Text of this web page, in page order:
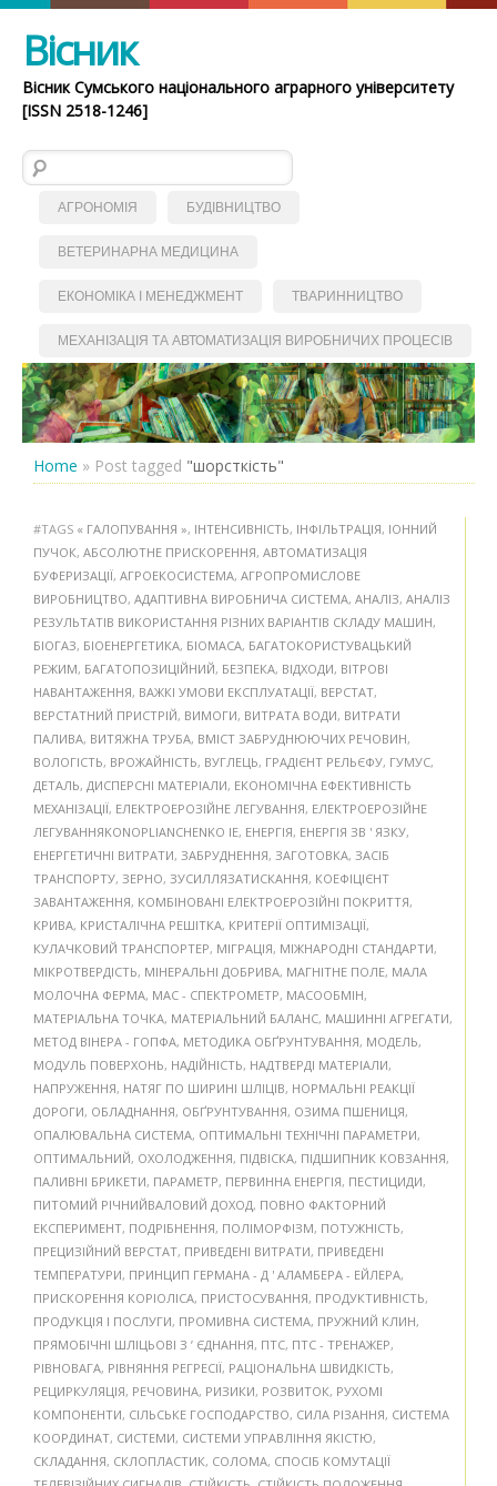
Вісник
Вісник Сумського національного аграрного університету
[ISSN 2518-1246]
Пошук:
АГРОНОМІЯ БУДІВНИЦТВО
ВЕТЕРИНАРНА МЕДИЦИНА
ЕКОНОМІКА І МЕНЕДЖМЕНТ ТВАРИННИЦТВО
МЕХАНІЗАЦІЯ ТА АВТОМАТИЗАЦІЯ ВИРОБНИЧИХ ПРОЦЕСІВ
Home » Post tagged "шорсткість"
#TAGS « ГАЛОПУВАННЯ », ІНТЕНСИВНІСТЬ, ІНФІЛЬТРАЦІЯ, ІОННИЙ
ПУЧОК, АБСОЛЮТНЕ ПРИСКОРЕННЯ, АВТОМАТИЗАЦІЯ
БУФЕРИЗАЦІЇ, АГРОЕКОСИСТЕМА, АГРОПРОМИСЛОВЕ
ВИРОБНИЦТВО, АДАПТИВНА ВИРОБНИЧА СИСТЕМА, АНАЛІЗ, АНАЛІЗ
РЕЗУЛЬТАТІВ ВИКОРИСТАННЯ РІЗНИХ ВАРІАНТІВ СКЛАДУ МАШИН,
БІОГАЗ, БІОЕНЕРГЕТИКА, БІОМАСА, БАГАТОКОРИСТУВАЦЬКИЙ
РЕЖИМ, БАГАТОПОЗИЦІЙНИЙ, БЕЗПЕКА, ВІДХОДИ, ВІТРОВІ
НАВАНТАЖЕННЯ, ВАЖКІ УМОВИ ЕКСПЛУАТАЦІЇ, ВЕРСТАТ,
ВЕРСТАТНИЙ ПРИСТРІЙ, ВИМОГИ, ВИТРАТА ВОДИ, ВИТРАТИ
ПАЛИВА, ВИТЯЖНА ТРУБА, ВМІСТ ЗАБРУДНЮЮЧИХ РЕЧОВИН,
ВОЛОГІСТЬ, ВРОЖАЙНІСТЬ, ВУГЛЕЦЬ, ГРАДІЄНТ РЕЛЬЄФУ, ГУМУС,
ДЕТАЛЬ, ДИСПЕРСНІ МАТЕРІАЛИ, ЕКОНОМІЧНА ЕФЕКТИВНІСТЬ
МЕХАНІЗАЦІЇ, ЕЛЕКТРОЕРОЗІЙНЕ ЛЕГУВАННЯ, ЕЛЕКТРОЕРОЗІЙНЕ
ЛЕГУВАННЯKONOPLIANCHENKO IE, ЕНЕРГІЯ, ЕНЕРГІЯ ЗВ ' ЯЗКУ,
ЕНЕРГЕТИЧНІ ВИТРАТИ, ЗАБРУДНЕННЯ, ЗАГОТОВКА, ЗАСІБ
ТРАНСПОРТУ, ЗЕРНО, ЗУСИЛЛЯЗАТИСКАННЯ, КОЕФІЦІЄНТ
ЗАВАНТАЖЕННЯ, КОМБІНОВАНІ ЕЛЕКТРОЕРОЗІЙНІ ПОКРИТТЯ,
КРИВА, КРИСТАЛІЧНА РЕШІТКА, КРИТЕРІЇ ОПТИМІЗАЦІЇ,
КУЛАЧКОВИЙ ТРАНСПОРТЕР, МІГРАЦІЯ, МІЖНАРОДНІ СТАНДАРТИ,
МІКРОТВЕРДІСТЬ, МІНЕРАЛЬНІ ДОБРИВА, МАГНІТНЕ ПОЛЕ, МАЛА
МОЛОЧНА ФЕРМА, МАС - СПЕКТРОМЕТР, МАСООБМІН,
МАТЕРІАЛЬНА ТОЧКА, МАТЕРІАЛЬНИЙ БАЛАНС, МАШИННІ АГРЕГАТИ,
МЕТОД ВІНЕРА - ГОПФА, МЕТОДИКА ОБҐРУНТУВАННЯ, МОДЕЛЬ,
МОДУЛЬ ПОВЕРХОНЬ, НАДІЙНІСТЬ, НАДТВЕРДІ МАТЕРІАЛИ,
НАПРУЖЕННЯ, НАТЯГ ПО ШИРИНІ ШЛІЦІВ, НОРМАЛЬНІ РЕАКЦІЇ
ДОРОГИ, ОБЛАДНАННЯ, ОБҐРУНТУВАННЯ, ОЗИМА ПШЕНИЦЯ,
ОПАЛЮВАЛЬНА СИСТЕМА, ОПТИМАЛЬНІ ТЕХНІЧНІ ПАРАМЕТРИ,
ОПТИМАЛЬНИЙ, ОХОЛОДЖЕННЯ, ПІДВІСКА, ПІДШИПНИК КОВЗАННЯ,
ПАЛИВНІ БРИКЕТИ, ПАРАМЕТР, ПЕРВИННА ЕНЕРГІЯ, ПЕСТИЦИДИ,
ПИТОМИЙ РІЧНИЙВАЛОВИЙ ДОХОД, ПОВНО ФАКТОРНИЙ
ЕКСПЕРИМЕНТ, ПОДРІБНЕННЯ, ПОЛІМОРФІЗМ, ПОТУЖНІСТЬ,
ПРЕЦИЗІЙНИЙ ВЕРСТАТ, ПРИВЕДЕНІ ВИТРАТИ, ПРИВЕДЕНІ
ТЕМПЕРАТУРИ, ПРИНЦИП ГЕРМАНА - Д ' АЛАМБЕРА - ЕЙЛЕРА,
ПРИСКОРЕННЯ КОРІОЛІСА, ПРИСТОСУВАННЯ, ПРОДУКТИВНІСТЬ,
ПРОДУКЦІЯ І ПОСЛУГИ, ПРОМИВНА СИСТЕМА, ПРУЖНИЙ КЛИН,
ПРЯМОБІЧНІ ШЛІЦЬОВІ З ’ ЄДНАННЯ, ПТС, ПТС - ТРЕНАЖЕР,
РІВНОВАГА, РІВНЯННЯ РЕГРЕСІЇ, РАЦІОНАЛЬНА ШВИДКІСТЬ,
РЕЦИРКУЛЯЦІЯ, РЕЧОВИНА, РИЗИКИ, РОЗВИТОК, РУХОМІ
КОМПОНЕНТИ, СІЛЬСЬКЕ ГОСПОДАРСТВО, СИЛА РІЗАННЯ, СИСТЕМА
КООРДИНАТ, СИСТЕМИ, СИСТЕМИ УПРАВЛІННЯ ЯКІСТЮ,
СКЛАДАННЯ, СКЛОПЛАСТИК, СОЛОМА, СПОСІБ КОМУТАЦІЇ